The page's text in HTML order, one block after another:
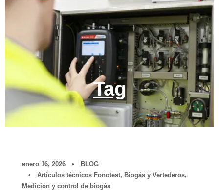
Tag
enero 16, 2026 •
BLOG
•
Artículos técnicos Fonotest, Biogás y Vertederos,
Medición y control de biogás